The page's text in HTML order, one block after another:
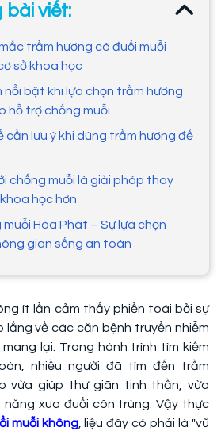
bài viết:
trầm hương có đuổi muỗi
sở khoa học
nổi bật khi lựa chọn trầm hương
hỗ trợ chống muỗi
cần lưu ý khi dùng trầm hương để
chống muỗi là giải pháp thay
học hơn
muỗi Hòa Phát – Sự lựa chọn
gian sống an toàn
ít lần cảm thấy phiền toái bởi sự
lắng về các căn bệnh truyền nhiễm
lại. Trong hành trình tìm kiếm
nhiều người đã tìm đến trầm
vừa giúp thư giãn tinh thần, vừa
xua đuổi côn trùng. Vậy thực
muỗi không, liệu đây có phải là "vũ